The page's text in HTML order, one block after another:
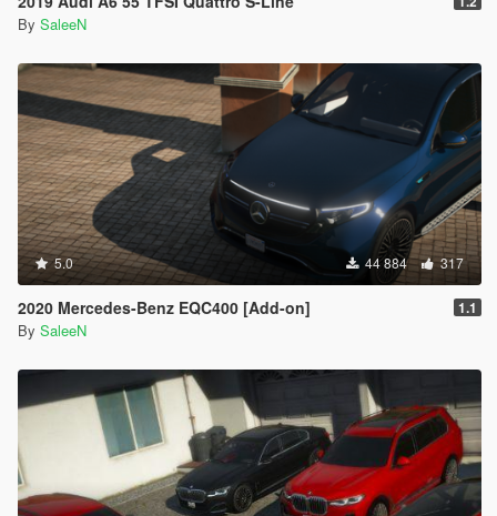
By SaleeN
5.0 44 884 317
2020 Mercedes-Benz EQC400 [Add-on] 1.1
By SaleeN